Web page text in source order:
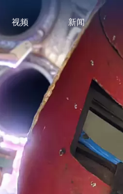
视频 新闻